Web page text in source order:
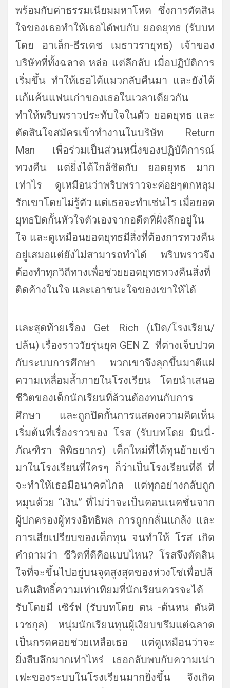
พร้อมกับค่าธรรมเนียมมหาโหด ซึ่งการตัดสิน
ใจของเธอทำให้เธอได้พบกับ ยอดยุทธ (รับบท
โดย อาเล็ก-ธีรเดช เมธาวรายุทธ) เจ้าของ
บริษัทที่ทั้งฉลาด หล่อ แต่ลึกลับ เมื่อปฏิบัติการ
เริ่มขึ้น ทำให้เธอได้แมวกลับคืนมา และยังได้
แก้แค้นแฟนเก่าของเธอในเวลาเดียวกัน
ทำให้พริบพราวประทับใจในตัว ยอดยุทธ และ
ตัดสินใจสมัครเข้าทำงานในบริษัท Return
Man เพื่อร่วมเป็นส่วนหนึ่งของปฏิบัติการณ์
ทวงคืน แต่ยิ่งได้ใกล้ชิดกับ ยอดยุทธ มาก
เท่าไร ดูเหมือนว่าพริบพราวจะค่อยๆตกหลุม
รักเขาโดยไม่รู้ตัว แต่เธอจะทำเช่นไร เมื่อยอด
ยุทธปิดกั้นหัวใจตัวเองจากอดีตที่ฝั่งลึกอยู่ใน
ใจ และดูเหมือนยอดยุทธมีสิ่งที่ต้องการทวงคืน
อยู่เสมอแต่ยังไม่สามารถทำได้ พริบพราวจึง
ต้องทำทุกวิถีทางเพื่อช่วยยอดยุทธทวงคืนสิ่งที่
ติดค้างในใจ และเอาชนะใจของเขาให้ได้
และสุดท้ายเรื่อง Get Rich (เปิด/โรงเรียน/
ปล้น) เรื่องราววัยรุ่นยุค GEN Z ที่ต่างเจ็บปวด
กับระบบการศึกษา พวกเขาจึงลุกขึ้นมาตีแผ่
ความเหลื่อมล้ำภายในโรงเรียน โดยนำเสนอ
ชีวิตของเด็กนักเรียนที่ล้วนต้องทนกับการ
ศึกษา และถูกปิดกั้นการแสดงความคิดเห็น
เริ่มต้นที่เรื่องราวของ โรส (รับบทโดย มินนี่-
ภัณฑิรา พิพิธยากร) เด็กใหม่ที่ได้ทุนย้ายเข้า
มาในโรงเรียนที่ใครๆ ก็ว่าเป็นโรงเรียนที่ดี ที่
จะทำให้เธอมีอนาคตไกล แต่ทุกอย่างกลับถูก
หมุนด้วย “เงิน” ที่ไม่ว่าจะเป็นคอนเนคชั่นจาก
ผู้ปกครองผู้ทรงอิทธิพล การถูกกลั่นแกล้ง และ
การเสียเปรียบของเด็กทุน จนทำให้ โรส เกิด
คำถามว่า ชีวิตที่ดีคือแบบไหน? โรสจึงตัดสิน
ใจที่จะขึ้นไปอยู่บนจุดสูงสุดของห่วงโซ่เพื่อปล้
นคืนสิทธิ์ความเท่าเทียมที่นักเรียนควรจะได้
รับโดยมี เซิร์ฟ (รับบทโดย ตน -ต้นหน ตันติ
เวชกุล) หนุ่มนักเรียนทุนผู้เงียบขรึมแต่ฉลาด
เป็นกรดคอยช่วยเหลือเธอ แต่ดูเหมือนว่าจะ
ยิ่งสืบลึกมากเท่าไหร่ เธอกลับพบกับความเน่า
เฟะของระบบในโรงเรียนมากยิ่งขึ้น จึงเกิด